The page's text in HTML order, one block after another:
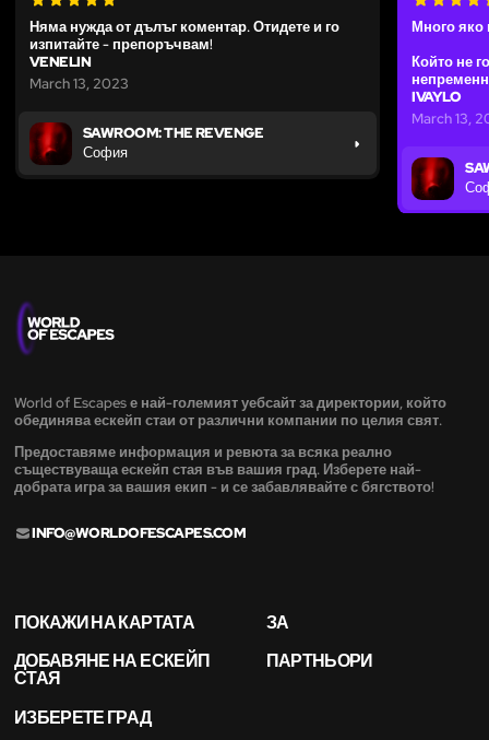
Няма нужда от дълъг коментар. Отидете и го
изпитайте - препоръчвам!
VENELIN
March 13, 2023
SAWROOM: THE REVENGE
София
Много яко
Който не
IVAYLO
March 13,
World of Escapes е най-големият уебсайт за директории, който
обединява ескейп стаи от различни компании по целия свят.
Предоставяме информация и ревюта за всяка реално
съществуваща ескейп стая във вашия град. Изберете най-
добрата игра за вашия екип - и се забавлявайте с бягството!
INFO@WORLDOFESCAPES.COM
ПОКАЖИ НА КАРТАТА
ЗА
ДОБАВЯНЕ НА ЕСКЕЙП
СТАЯ
ПАРТНЬОРИ
ИЗБЕРЕТЕ ГРАД